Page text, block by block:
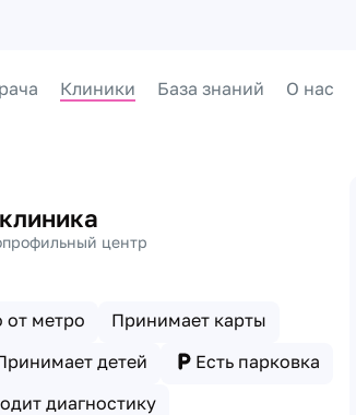
Клиники База знаний О нас
центр
от метро
Принимает карты
детей
Есть парковка
диагностику